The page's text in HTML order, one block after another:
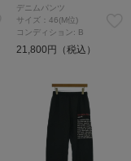
デニムパンツ
サイズ：46(M位)
コンディション: B
21,800円（税込）